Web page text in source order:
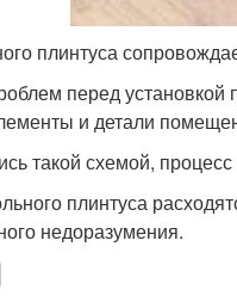
плинтуса
перед установкой
и детали
такой схемой,
плинтуса
недоразумения.